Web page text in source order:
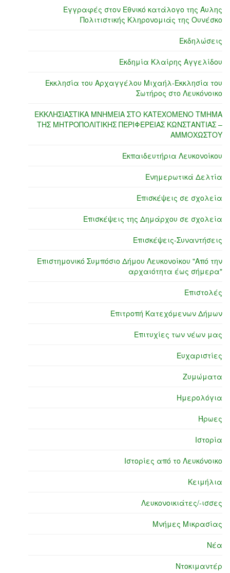
Εγγραφές στον Εθνικό κατάλογο της Άυλης
Πολιτιστικής Κληρονομιάς της Ουνέσκο
Εκδηλώσεις
Εκδημία Κλαίρης Αγγελίδου
Εκκλησία του Αρχαγγέλου Μιχαήλ-Εκκλησία του
Σωτήρος στο Λευκόνοικο
ΕΚΚΛΗΣΙΑΣΤΙΚΑ ΜΝΗΜΕΙΑ ΣΤΟ ΚΑΤΕΧΟΜΕΝΟ ΤΜΗΜΑ
ΤΗΣ ΜΗΤΡΟΠΟΛΙΤΙΚΗΣ ΠΕΡΙΦΕΡΕΙΑΣ ΚΩΝΣΤΑΝΤΙΑΣ –
ΑΜΜΟΧΩΣΤΟΥ
Εκπαιδευτήρια Λευκονοίκου
Ενημερωτικά Δελτία
Επισκέψεις σε σχολεία
Επισκέψεις της Δημάρχου σε σχολεία
Επισκέψεις-Συναντήσεις
Επιστημονικό Συμπόσιο Δήμου Λευκονοίκου "Από την
αρχαιότητα έως σήμερα"
Επιστολές
Επιτροπή Κατεχόμενων Δήμων
Επιτυχίες των νέων μας
Ευχαριστίες
Ζυμώματα
Ημερολόγια
Ήρωες
Ιστορία
Ιστορίες από το Λευκόνοικο
Κειμήλια
Λευκονοικιάτες/-ισσες
Μνήμες Μικρασίας
Νέα
Ντοκιμαντέρ